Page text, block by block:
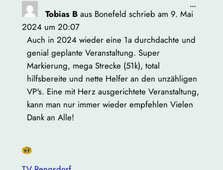
Tobias B aus Bonefeld schrieb am 9. Mai
2024 um 20:07
Auch in 2024 wieder eine 1a durchdachte und
genial geplante Veranstaltung. Super
Markierung, mega Strecke (51k), total
hilfsbereite und nette Helfer an den unzähligen
VP's. Eine mit Herz ausgerichtete Veranstaltung,
kann man nur immer wieder empfehlen Vielen
Dank an Alle!
…